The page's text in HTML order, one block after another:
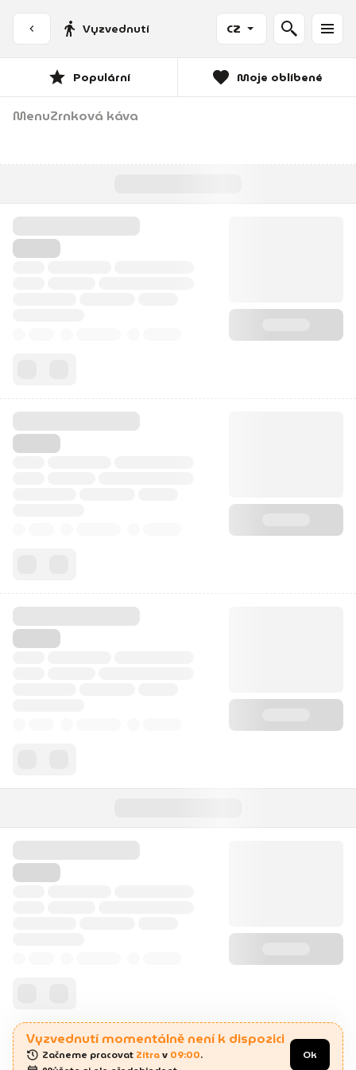
Vyzvednutí CZ
Populární Moje oblíbené
MenuZrnková káva
Vyzvednutí momentálně není k dispozici
Začneme pracovat Zítra v 09:00.
Ok